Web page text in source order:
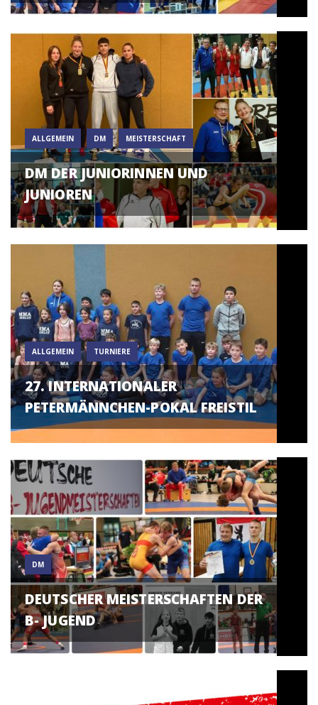
ALLGEMEIN DM MEISTERSCHAFT
DM DER JUNIORINNEN UND
JUNIOREN
ALLGEMEIN TURNIERE
27. INTERNATIONALER
PETERMÄNNCHEN-POKAL FREISTIL
DM
DEUTSCHER MEISTERSCHAFTEN DER
B- JUGEND